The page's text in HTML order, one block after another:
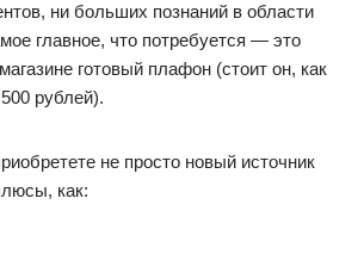
ни больших познаний в области
главное, что потребуется — это
готовый плафон (стоит он, как
рублей).
не просто новый источник
как: